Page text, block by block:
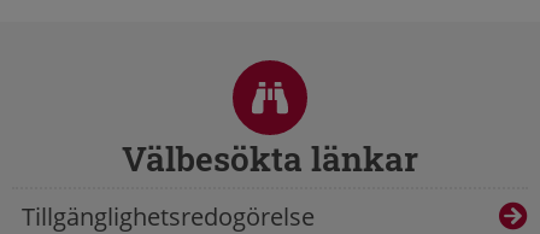
Välbesökta länkar
Tillgänglighetsredogörelse